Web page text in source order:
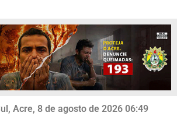
Acre, 8 de agosto de 2026 06:49